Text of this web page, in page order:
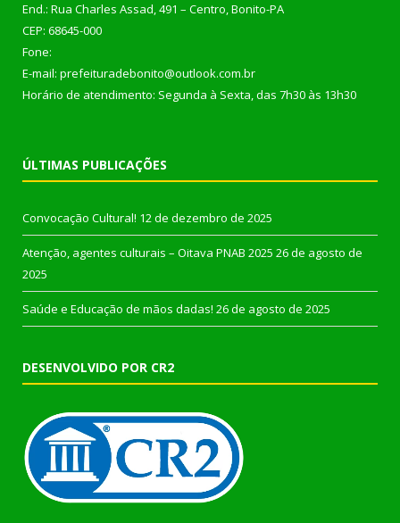
End.: Rua Charles Assad, 491 – Centro, Bonito-PA
CEP: 68645-000
Fone:
E-mail: prefeituradebonito@outlook.com.br
Horário de atendimento: Segunda à Sexta, das 7h30 às 13h30
ÚLTIMAS PUBLICAÇÕES
Convocação Cultural! 12 de dezembro de 2025
Atenção, agentes culturais – Oitava PNAB 2025 26 de agosto de
2025
Saúde e Educação de mãos dadas! 26 de agosto de 2025
DESENVOLVIDO POR CR2